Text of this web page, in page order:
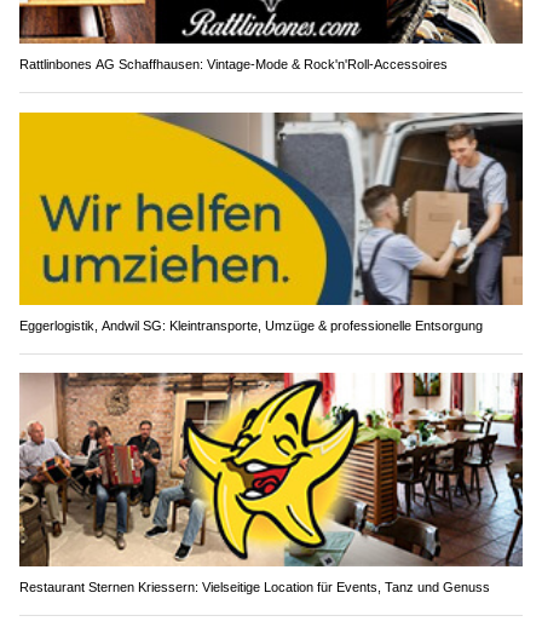
Rattlinbones AG Schaffhausen: Vintage-Mode & Rock'n'Roll-Accessoires
Eggerlogistik, Andwil SG: Kleintransporte, Umzüge & professionelle Entsorgung
Restaurant Sternen Kriessern: Vielseitige Location für Events, Tanz und Genuss